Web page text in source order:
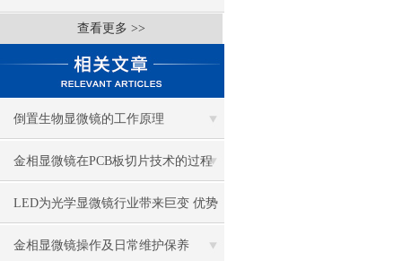
查看更多 >>
倒置生物显微镜的工作原理
金相显微镜在PCB板切片技术的过程
控制中的作用
LED为光学显微镜行业带来巨变 优势
比传统卤素更明显
金相显微镜操作及日常维护保养